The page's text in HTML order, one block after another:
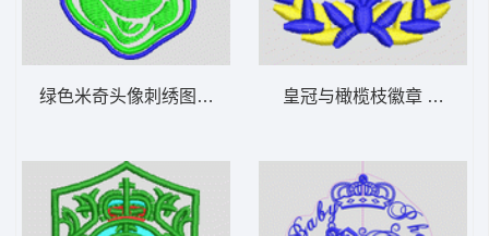
绿色米奇头像刺绣图案 米奇 皇冠与橄榄枝徽章 王冠